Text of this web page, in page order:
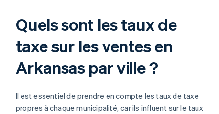
Quels sont les taux de
taxe sur les ventes en
Arkansas par ville ?
Il est essentiel de prendre en compte les taux de taxe
propres à chaque municipalité, car ils influent sur le taux